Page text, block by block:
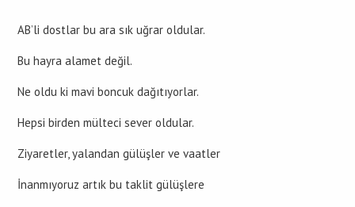
AB’li dostlar bu ara sık uğrar oldular.
Bu hayra alamet değil.
Ne oldu ki mavi boncuk dağıtıyorlar.
Hepsi birden mülteci sever oldular.
Ziyaretler, yalandan gülüşler ve vaatler
İnanmıyoruz artık bu taklit gülüşlere